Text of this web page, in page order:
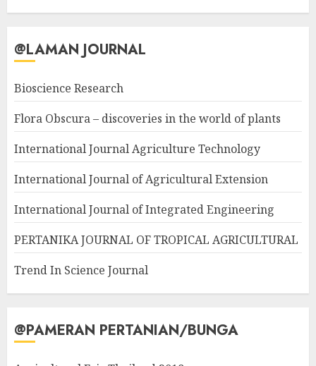
@LAMAN JOURNAL
Bioscience Research
Flora Obscura – discoveries in the world of plants
International Journal Agriculture Technology
International Journal of Agricultural Extension
International Journal of Integrated Engineering
PERTANIKA JOURNAL OF TROPICAL AGRICULTURAL
Trend In Science Journal
@PAMERAN PERTANIAN/BUNGA